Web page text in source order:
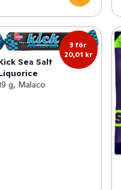
3 för
20,01 kr
Sea Salt
g, Malaco